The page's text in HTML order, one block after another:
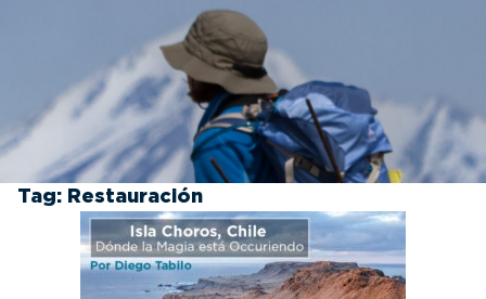
Tag: Restauración